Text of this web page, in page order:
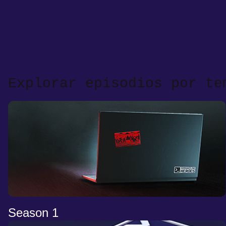
Explorar episodios por
Season 1